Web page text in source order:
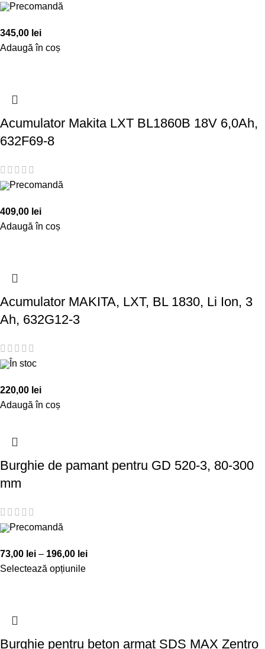
Precomandă
345,00 lei
Adaugă în coș
Acumulator Makita LXT BL1860B 18V 6,0Ah,
632F69-8
Precomandă
409,00 lei
Adaugă în coș
Acumulator MAKITA, LXT, BL 1830, Li Ion, 3
Ah, 632G12-3
În stoc
220,00 lei
Adaugă în coș
Burghie de pamant pentru GD 520-3, 80-300
mm
Precomandă
73,00 lei – 196,00 lei
Selectează opțiunile
Burghie pentru beton armat SDS MAX Zentro